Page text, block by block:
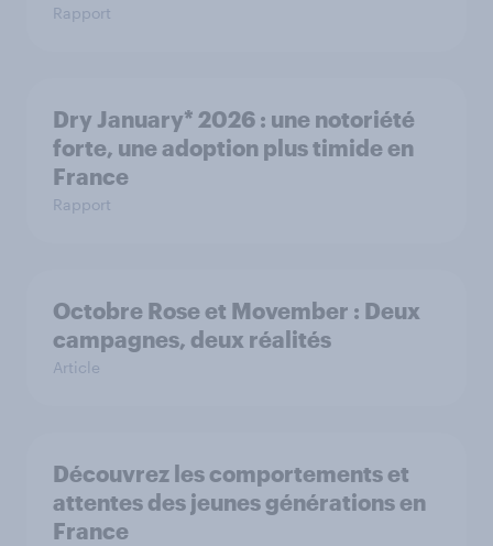
Rapport
Dry January* 2026 : une notoriété
forte, une adoption plus timide en
France
Rapport
Octobre Rose et Movember : Deux
campagnes, deux réalités
Article
Découvrez les comportements et
attentes des jeunes générations en
France